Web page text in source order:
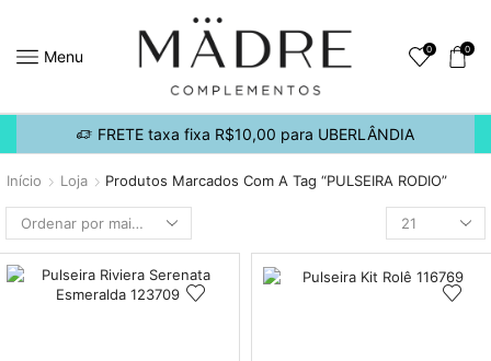
Menu 0 0
FRETE taxa fixa R$10,00 para UBERLÂNDIA
Início Loja Produtos Marcados Com A Tag “PULSEIRA RODIO”